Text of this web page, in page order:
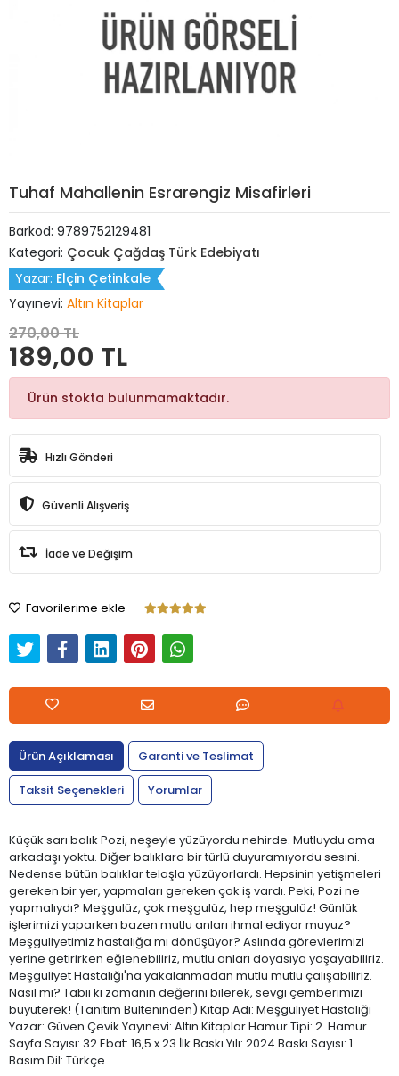
Tuhaf Mahallenin Esrarengiz Misafirleri
Barkod: 9789752129481
Kategori: Çocuk Çağdaş Türk Edebiyatı
Yazar: Elçin Çetinkale
Yayınevi: Altın Kitaplar
270,00 TL
189,00 TL
Ürün stokta bulunmamaktadır.
Hızlı Gönderi
Güvenli Alışveriş
İade ve Değişim
Favorilerime ekle
Ürün Açıklaması
Garanti ve Teslimat
Taksit Seçenekleri
Yorumlar
Küçük sarı balık Pozi, neşeyle yüzüyordu nehirde. Mutluydu ama
arkadaşı yoktu. Diğer balıklara bir türlü duyuramıyordu sesini.
Nedense bütün balıklar telaşla yüzüyorlardı. Hepsinin yetişmeleri
gereken bir yer, yapmaları gereken çok iş vardı. Peki, Pozi ne
yapmalıydı? Meşgulüz, çok meşgulüz, hep meşgulüz! Günlük
işlerimizi yaparken bazen mutlu anları ihmal ediyor muyuz?
Meşguliyetimiz hastalığa mı dönüşüyor? Aslında görevlerimizi
yerine getirirken eğlenebiliriz, mutlu anları doyasıya yaşayabiliriz.
Meşguliyet Hastalığı'na yakalanmadan mutlu mutlu çalışabiliriz.
Nasıl mı? Tabii ki zamanın değerini bilerek, sevgi çemberimizi
büyüterek! (Tanıtım Bülteninden) Kitap Adı: Meşguliyet Hastalığı
Yazar: Güven Çevik Yayınevi: Altın Kitaplar Hamur Tipi: 2. Hamur
Sayfa Sayısı: 32 Ebat: 16,5 x 23 İlk Baskı Yılı: 2024 Baskı Sayısı: 1.
Basım Dil: Türkçe